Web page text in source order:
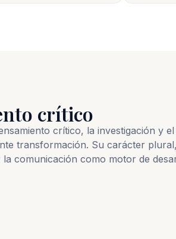
crítico
crítico, la investigación y
transformación. Su carácter
comunicación como motor de